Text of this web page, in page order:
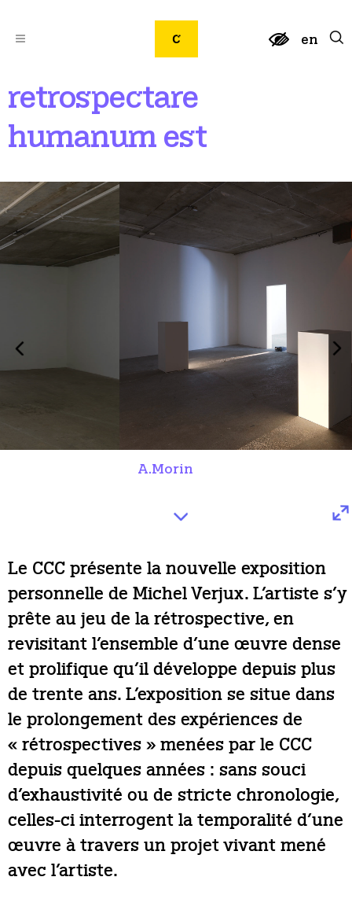
en
retrospectare
humanum est
A.Morin
Le CCC présente la nouvelle exposition
personnelle de Michel Verjux. L’artiste s’y
prête au jeu de la rétrospective, en
revisitant l’ensemble d’une œuvre dense
et prolifique qu’il développe depuis plus
de trente ans. L’exposition se situe dans
le prolongement des expériences de
« rétrospectives » menées par le CCC
depuis quelques années : sans souci
d’exhaustivité ou de stricte chronologie,
celles-ci interrogent la temporalité d’une
œuvre à travers un projet vivant mené
avec l’artiste.